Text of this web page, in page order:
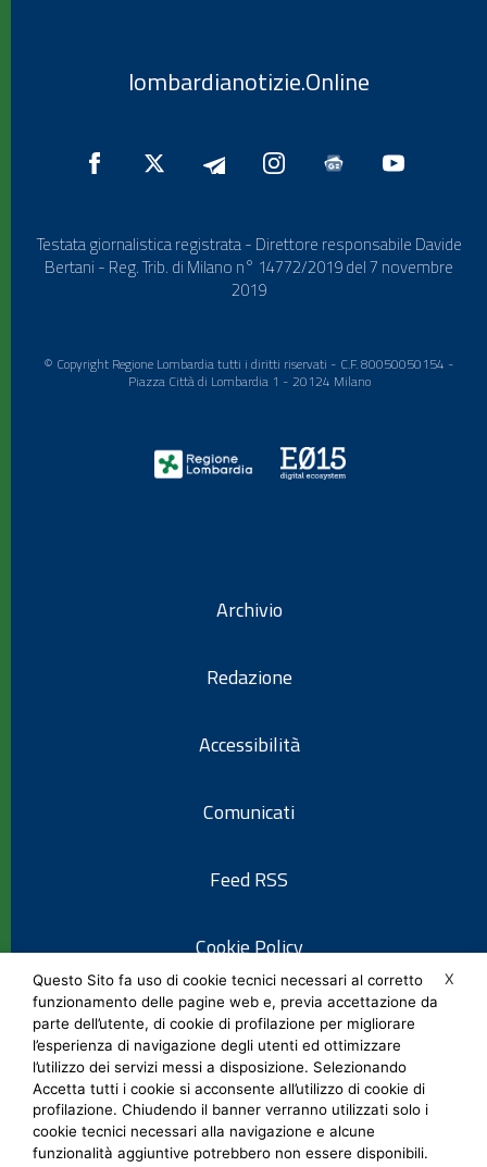
lombardianotizie.Online
Testata giornalistica registrata - Direttore responsabile Davide
Bertani - Reg. Trib. di Milano n° 14772/2019 del 7 novembre
2019
© Copyright Regione Lombardia tutti i diritti riservati - C.F. 80050050154 -
Piazza Città di Lombardia 1 - 20124 Milano
Archivio
Redazione
Accessibilità
Comunicati
Feed RSS
Cookie Policy
Informativa privacy
Note legali
Social Media Policy
X
Questo Sito fa uso di cookie tecnici necessari al corretto
funzionamento delle pagine web e, previa accettazione da
parte dell’utente, di cookie di profilazione per migliorare
l’esperienza di navigazione degli utenti ed ottimizzare
l’utilizzo dei servizi messi a disposizione. Selezionando
Accetta tutti i cookie si acconsente all’utilizzo di cookie di
profilazione. Chiudendo il banner verranno utilizzati solo i
cookie tecnici necessari alla navigazione e alcune
funzionalità aggiuntive potrebbero non essere disponibili.